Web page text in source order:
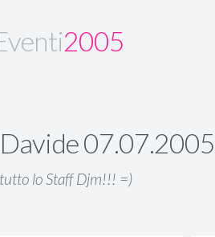
2005
07.07.2005
lo Staff Djm!!! =)